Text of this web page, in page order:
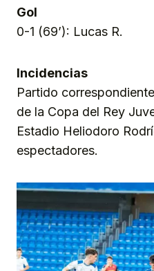
Gol
0-1 (69’): Lucas R.
Incidencias
Partido
de la Copa del Rey
Estadio Heliodoro
espectadores.